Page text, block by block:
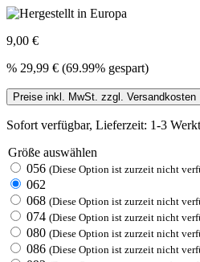
9,00 €
% 29,99 € (69.99% gespart)
Preise inkl. MwSt. zzgl. Versandkosten
Sofort verfügbar, Lieferzeit: 1-3
Größe auswählen
056 (Diese Option ist zurzeit nicht
062
068 (Diese Option ist zurzeit nicht
074 (Diese Option ist zurzeit nicht
080 (Diese Option ist zurzeit nicht
086 (Diese Option ist zurzeit nicht